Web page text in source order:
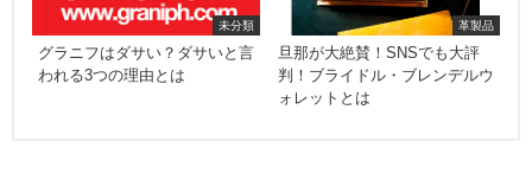
おすすめの記事
国内航空券はどこが安くて便利！？